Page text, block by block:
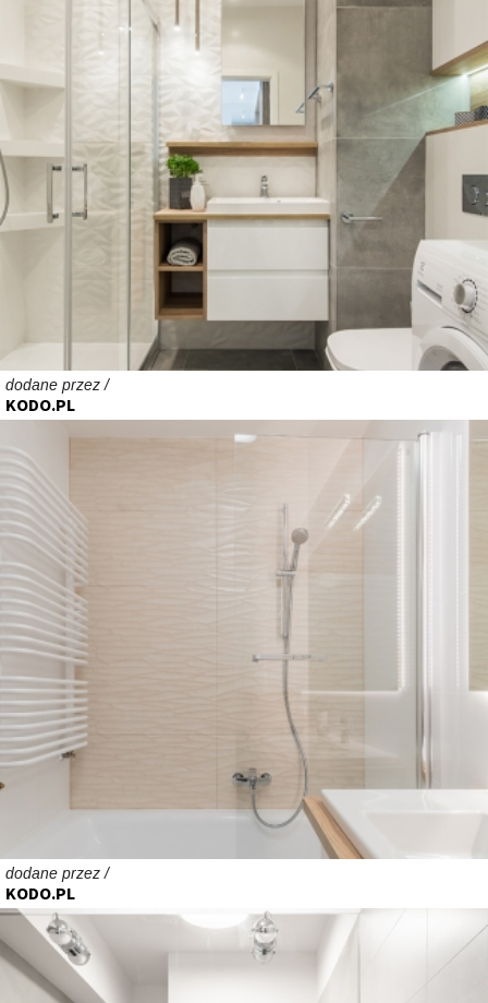
dodane przez /
KODO.PL
dodane przez /
KODO.PL